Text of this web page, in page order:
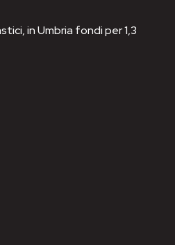
in Umbria fondi per 1,3